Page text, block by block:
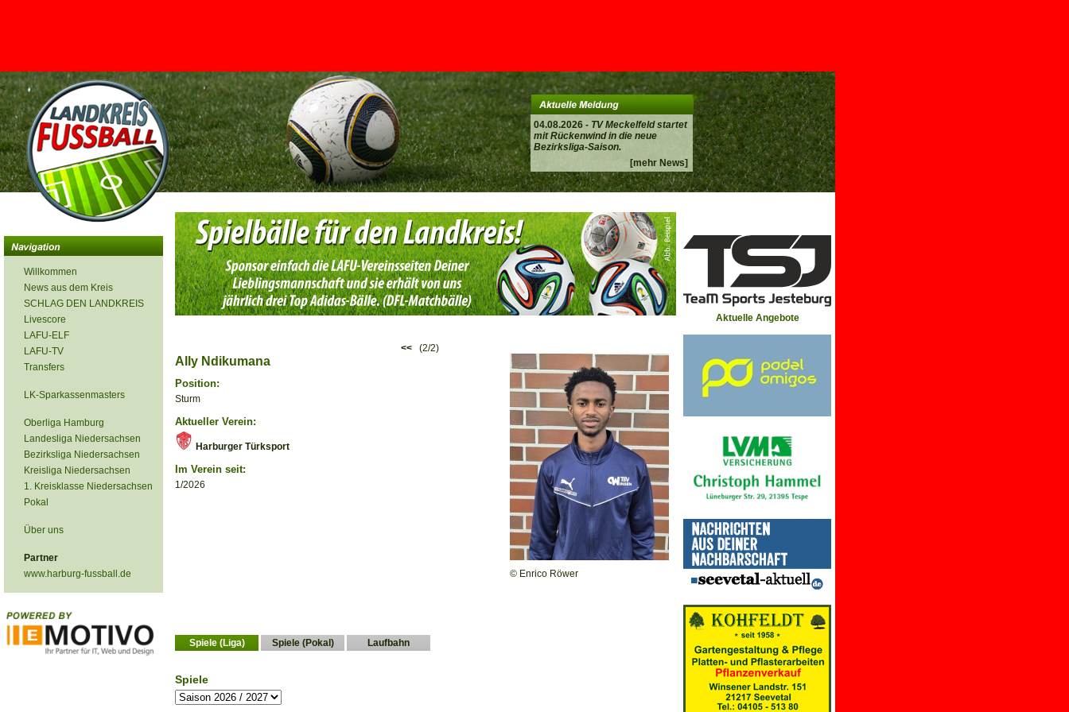
04.08.2026 - TV Meckelfeld startet
mit Rückenwind in die neue
Bezirksliga-Saison.
[mehr News]
<
Willkommen
News aus dem Kreis
SCHLAG DEN LANDKREIS
Livescore
LAFU-ELF
LAFU-TV
Transfers
LK-Sparkassenmasters
Oberliga Hamburg
Landesliga Niedersachsen
Bezirksliga Niedersachsen
Kreisliga Niedersachsen
1. Kreisklasse Niedersachsen
Pokal
Über uns
Partner
www.harburg-fussball.de
<<(2/2)
© Enrico Röwer
Ally Ndikumana
Position:
Sturm
Aktueller Verein:
Harburger Türksport
Im Verein seit:
1/2026
Spiele (Liga) Spiele (Pokal) Laufbahn
Spiele
Aktuelle Angebote